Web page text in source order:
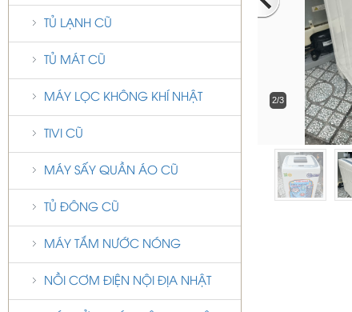
TỦ LẠNH CŨ
TỦ MÁT CŨ
MÁY LỌC KHÔNG KHÍ NHẬT
TIVI CŨ
MÁY SẤY QUẦN ÁO CŨ
TỦ ĐÔNG CŨ
MÁY TẮM NƯỚC NÓNG
NỒI CƠM ĐIỆN NỘI ĐỊA NHẬT
2/3